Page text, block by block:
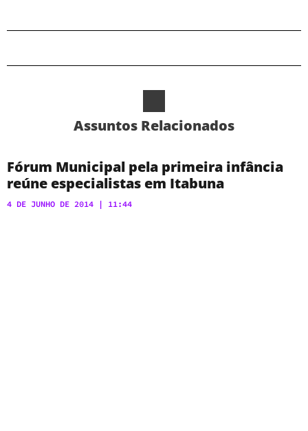
Assuntos Relacionados
Fórum Municipal pela primeira infância
reúne especialistas em Itabuna
4 DE JUNHO DE 2014 11:44